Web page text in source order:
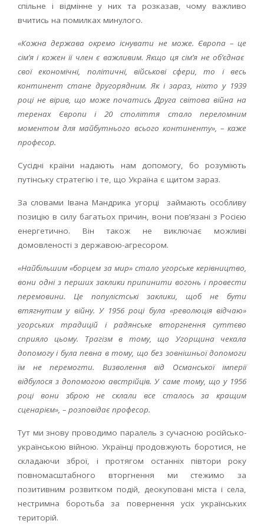
спільне і відмінне у них та розказав, чому важливо
вчитись на помилках минулого.
«Кожна держава окремо існувати не може. Європа – це
сім’я і кожен її член є важливим. Якщо ця сім’я не об’єднає
свої економічні, політичні, військові сфери, то і весь
континент стане другорядним. Як і зараз, ніхто у 1939
році не вірив, що може початись Друга світова війна на
теренах Європи і 20 століття стало переломним
моментом для майбутнього всього континенту», – каже
професор.
Сусідні країни надають нам допомогу, бо розуміють
путінську стратегію і те, що Україна є щитом зараз.
За словами Івана Мандрика угорці займають особливу
позицію в силу багатьох причин, вони пов’язані з Росією
енергетично. Він також не виключає можливі
домовленості з державою-агресором.
«Найбільшим «борцем за мир» стало угорське керівництво,
вони одні з перших заклики припинити вогонь і провести
перемовини. Це популістські заклики, щоб не бути
втягнутим у війну. У 1956 році була «революція відчаю»
угорських традицій і радянське вторгнення суттєво
сприяло цьому. Трагізм в тому, що Угорщина чекала
допомогу і була певна в тому, що без зовнішньої допомоги
їм не перемогти. Визволення від Османської імперії
відбулося з допомогою австрійців. У саме тому, що у 1956
році вони зброю не склали все сталось за кращим
сценарієм», – розповідає професор.
Тут ми знову проводимо паралель з сучасною російсько-
українською війною. Українці продовжують боротися, не
складаючи зброї, і протягом останніх півтори року
повномасштабного вторгнення ми стежимо за
позитивним розвитком подій, деокуповані міста і села,
нестримна боротьба за повернення усіх українських
територій.